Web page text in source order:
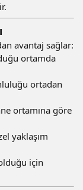
avantaj sağlar:
ortamda
ortadan
ortamına göre
yaklaşım
için